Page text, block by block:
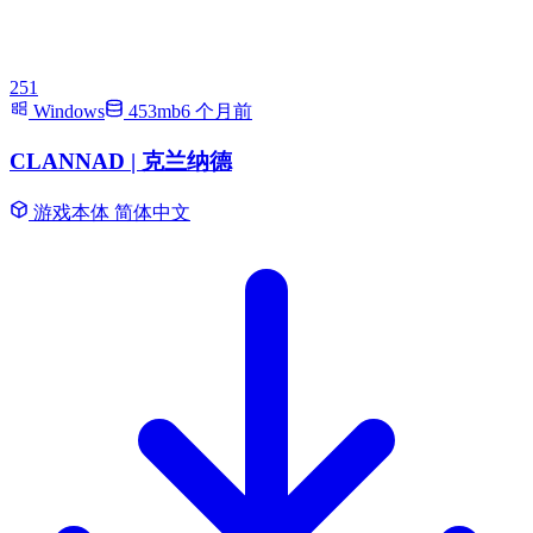
251
Windows
453mb6 个月前
CLANNAD | 克兰纳德
游戏本体 简体中文